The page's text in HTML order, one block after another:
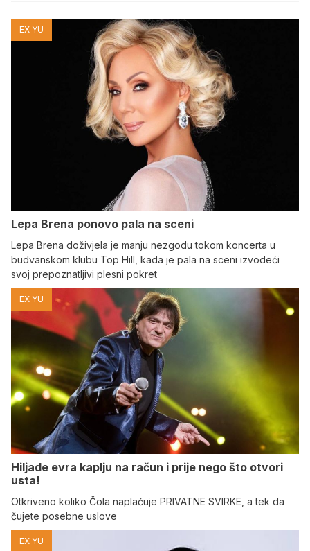
EX YU
Lepa Brena ponovo pala na sceni
Lepa Brena doživjela je manju nezgodu tokom koncerta u
budvanskom klubu Top Hill, kada je pala na sceni izvodeći
svoj prepoznatljivi plesni pokret
EX YU
Hiljade evra kaplju na račun i prije nego što otvori
usta!
Otkriveno koliko Čola naplaćuje PRIVATNE SVIRKE, a tek da
čujete posebne uslove
EX YU